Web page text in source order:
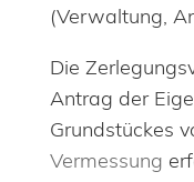
(Verwaltung,
Die
Antrag der
Grundstückes
Vermessung